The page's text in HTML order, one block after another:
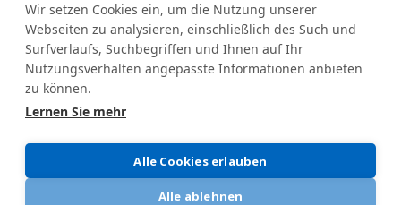
UNKRAUTBEKÄMPFUNG
General terms and conditions
Wir setzen Cookies ein, um die Nutzung unserer
Webseiten zu analysieren, einschließlich des Such und
Surfverlaufs, Suchbegriffen und Ihnen auf Ihr
Nutzungsverhalten angepasste Informationen anbieten
zu können.
Lernen Sie mehr
Alle Cookies erlauben
Alle ablehnen